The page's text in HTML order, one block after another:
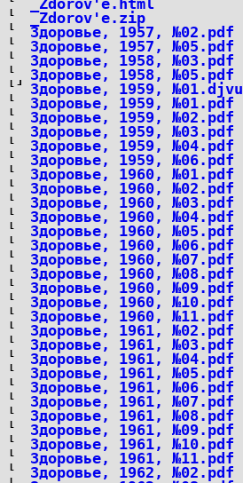
_Zdorov'e.html
_Zdorov'e.zip
Здоровье, 1957, №02.pdf
Здоровье, 1957, №05.pdf
Здоровье, 1958, №03.pdf
Здоровье, 1958, №05.pdf
Здоровье, 1959, №01.djvu
Здоровье, 1959, №01.pdf
Здоровье, 1959, №02.pdf
Здоровье, 1959, №03.pdf
Здоровье, 1959, №04.pdf
Здоровье, 1959, №06.pdf
Здоровье, 1960, №01.pdf
Здоровье, 1960, №02.pdf
Здоровье, 1960, №03.pdf
Здоровье, 1960, №04.pdf
Здоровье, 1960, №05.pdf
Здоровье, 1960, №06.pdf
Здоровье, 1960, №07.pdf
Здоровье, 1960, №08.pdf
Здоровье, 1960, №09.pdf
Здоровье, 1960, №10.pdf
Здоровье, 1960, №11.pdf
Здоровье, 1961, №02.pdf
Здоровье, 1961, №03.pdf
Здоровье, 1961, №04.pdf
Здоровье, 1961, №05.pdf
Здоровье, 1961, №06.pdf
Здоровье, 1961, №07.pdf
Здоровье, 1961, №08.pdf
Здоровье, 1961, №09.pdf
Здоровье, 1961, №10.pdf
Здоровье, 1961, №11.pdf
Здоровье, 1962, №02.pdf